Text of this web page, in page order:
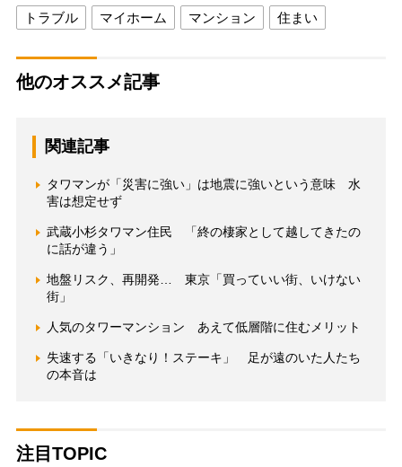
トラブル マイホーム マンション 住まい
他のオススメ記事
関連記事
タワマンが「災害に強い」は地震に強いという意味 水
害は想定せず
武蔵小杉タワマン住民 「終の棲家として越してきたの
に話が違う」
地盤リスク、再開発… 東京「買っていい街、いけない
街」
人気のタワーマンション あえて低層階に住むメリット
失速する「いきなり！ステーキ」 足が遠のいた人たち
の本音は
注目TOPIC